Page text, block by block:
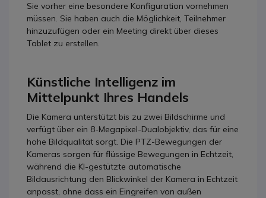
Sie vorher eine besondere Konfiguration vornehmen
müssen. Sie haben auch die Möglichkeit, Teilnehmer
hinzuzufügen oder ein Meeting direkt über dieses
Tablet zu erstellen.
Künstliche Intelligenz im
Mittelpunkt Ihres Handels
Die Kamera unterstützt bis zu zwei Bildschirme und
verfügt über ein 8-Megapixel-Dualobjektiv, das für eine
hohe Bildqualität sorgt. Die PTZ-Bewegungen der
Kameras sorgen für flüssige Bewegungen in Echtzeit,
während die KI-gestützte automatische
Bildausrichtung den Blickwinkel der Kamera in Echtzeit
anpasst, ohne dass ein Eingreifen von außen